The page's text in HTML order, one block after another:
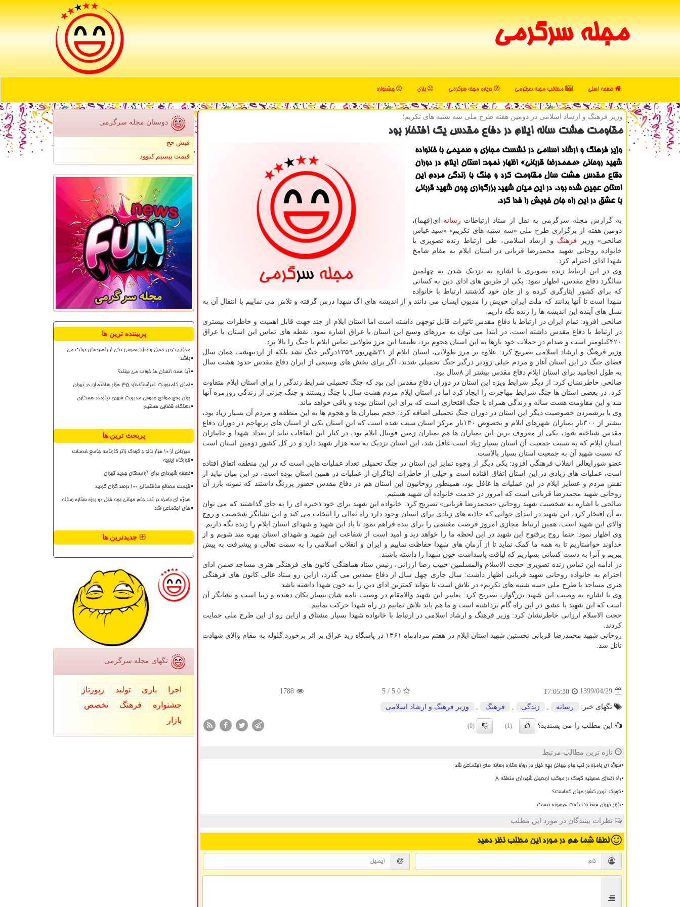
مجله سرگرمی
صفحه اصلی مطالب مجله سرگرمی درباره مجله سرگرمی بازی جشنواره
وزیر فرهنگ و ارشاد اسلامی در دومین هفته طرح ملی سه شنبه های تكریم؛
مقاومت هشت ساله ایلام در دفاع مقدس یك افتخار بود
وزیر فرهنگ و ارشاد اسلامی در نشست مجازی و صمیمی با خانواده
شهید روحانی «محمدرضا قربانی» اظهار نمود: استان ایلام در دوران
دقاع مقدس هشت سال مقاومت كرد و جنگ با زندگی مردم این
استان عجین شده بود، در این میان شهید بزرگواری چون شهید قربانی
با عشق در این راه جان خویش را فدا كرد.
به گزارش مجله سرگرمی به نقل از ستاد ارتباطات رسانه ای(فهما)،
دومین هفته از برگزاری طرح ملی «سه شنبه های تکریم» «سید عباس
صالحی» وزیر فرهنگ و ارشاد اسلامی، طی ارتباط زنده تصویری با
خانواده روحانی شهید محمدرضا قربانی در استان ایلام به مقام شامخ
شهدا ادای احترام کرد.
وی در این ارتباط زنده تصویری با اشاره به نزدیک شدن به چهلمین
سالگرد دفاع مقدس، اظهار نمود: یکی از طریق های ادای دین به کسانی
که برای کشور ایثارگری کرده و از جان خود گذشتند ارتباط با خانواده
شهدا است تا آنها بدانند که ملت ایران خویش را مدیون ایشان می دانند و از اندیشه های اگ شهدا درس گرفته و تلاش می نماییم با انتقال آن به
نسل های آینده این اندیشه ها را زنده نگه داریم.
صالحی افزود: تمام ایران در ارتباط با دفاع مقدس تاثیرات قابل توجهی داشته است اما استان ایلام از چند جهت قابل اهمیت و خاطرات بیشتری
در ارتباط با دفاع مقدس داشته است، در ابتدا می توان به مرزهای وسیع این استان با عراق اشاره نمود، نقطه های تماس این استان با عراق
۴۲۰کیلومتر است و صدام در حملات خود بارها به این استان هجوم برد، طبیعتا این مرز طولانی تماس ایلام با جنگ را بالا برد.
وزیر فرهنگ و ارشاد اسلامی تصریح کرد: علاوه بر مرز طولانی، استان ایلام از ۳۱شهریور ۱۳۵۹درگیر جنگ نشد بلکه از اردیبهشت همان سال
فضای جنگ در این استان آغاز و مردم خیلی زودتر درگیر جنگ تحمیلی شدند، اگر برای بخش های وسیعی از ایران دفاع مقدس حدود هشت سال
به طول انجامید برای استان ایلام دفاع مقدس بیشتر از ۸سال بود.
صالحی خاطرنشان کرد: از دیگر شرایط ویژه این استان در دوران دفاع مقدس این بود که جنگ تحمیلی شرایط زندگی را برای استان ایلام متفاوت
کرد، در بعضی استان ها جنگ شرایط مهاجرت را ایجاد کرد اما در استان ایلام مردم هشت سال با جنگ زیستند و جنگ جزئی از زندگی روزمره آنها
شد و این مقاومت هشت ساله و زندگی همراه با جنگ افتخاری است که برای این استان بوده و باقی خواهد ماند.
وی با برشمردن خصوصیت دیگر این استان در دوران جنگ تحمیلی اضافه کرد: حجم بمباران ها و هجوم ها به این منطقه و مردم آن بسیار زیاد بود،
بیشتر از ۳۰۰بار بمباران شهرهای ایلام و بخصوص ۱۳۰بار مرکز استان سبب شده است که این استان یکی از استان های پرتهاجم در دوران دفاع
مقدس شناخته شود، یکی از معروف ترین این بمباران ها هم بمباران زمین فوتبال ایلام بود، در کنار این اتفاقات نباید از تعداد شهدا و جانبازان
استان ایلام که به نسبت جمعیت آن استان بسیار زیاد است غافل شد، این استان نزدیک به سه هزار شهید دارد و در کل کشور دومین استان است
که نسبت شهید آن به جمعیت استان بسیار بالاست.
عضو شورایعالی انقلاب فرهنگی افزود: یکی دیگر از وجوه تمایز این استان در جنگ تحمیلی تعداد عملیات هایی است که در این منطقه اتفاق افتاده
است، عملیات های زیادی در این استان اتفاق افتاده است و خیلی از خاطرات ایثاگران از عملیات در همین استان بوده است، در این میان نباید از
نقش مردم و عشایر ایلام در این عملیات ها غافل بود، همینطور روحانیون این استان هم در دفاع مقدس حضور پررنگ داشتند که نمونه بارز آن
روحانی شهید محمدرضا قربانی است که امروز در خدمت خانواده آن شهید هستیم.
صالحی با اشاره به شخصیت شهید روحانی «محمدرضا قربانی» تصریح کرد: خانواده این شهید برای خود ذخیره ای را به جای گذاشتند که می توان
به آن افتخار کرد، این شهید در ابتدای جوانی که جاذبه های زیادی برای انسان وجود دارد راه تعالی را انتخاب می کند و این نشانگر شخصیت و روح
والای این شهید است، همین ارتباط مجازی امروز فرصت مغتنمی را برای بنده فراهم نمود تا یاد این شهید و شهدای استان ایلام را زنده نگه داریم.
وی اظهار نمود: حتما روح پرفتوح این شهید در این لحظه ما را خواهد دید و امید است از شفاعت این شهید و شهدای استان بهره مند شویم و از
خداوند خواستاریم تا به همه ما کمک نماید تا از آرمان های شهدا حفاظت نماییم و ایران و انقلاب اسلامی را به سمت تعالی و پیشرفت به پیش
ببریم و آنرا به دست کسانی بسپاریم که لیاقت پاسداشت خون شهدا را داشته باشند.
در ادامه این تماس زنده تصویری حجت الاسلام والمسلمین حبیب رضا ارزانی، رئیس ستاد هماهنگی کانون های فرهنگی هنری مساجد ضمن ادای
احترام به خانواده روحانی شهید قربانی اظهار داشت: سال جاری چهل سال از دفاع مقدس می گذرد، ازاین رو ستاد عالی کانون های فرهنگی
هنری مساجد با طرح ملی «سه شنبه های تکریم» در تلاش است تا بتواند کمترین ادای دین را به خون شهدا داشته باشد.
وی با اشاره به وصیت این شهید بزرگوار، تصریح کرد: تعابیر این شهید والامقام در وصیت نامه شان بسیار تکان دهنده و زیبا است و نشانگر آن
است که این شهید با عشق در این راه گام برداشته است و ما هم باید تلاش نماییم در راه شهدا حرکت نماییم.
حجت الاسلام ارزانی خاطرنشان کرد: وزیر فرهنگ و ارشاد اسلامی در ارتباط با خانواده شهدا بسیار مشتاق و ازاین رو از این طرح ملی حمایت
کردند.
روحانی شهید محمدرضا قربانی نخستین شهید استان ایلام در هفتم مردادماه ۱۳۶۱ در پاسگاه زید عراق بر اثر برخورد گلوله به مقام والای شهادت
نائل شد.
1399/04/29
17:05:30
5.0
/ 5
1788
تگهای خبر: رسانه زندگی فرهنگ وزیر فرهنگ و ارشاد اسلامی
این مطلب را می پسندید؟ (1)
(0)
تازه ترین مطالب مرتبط
سوژه ای بامزه در تب جام جهانی بچه فیل دو روزه ستاره رسانه های اجتماعی شد
راه اندازی حسینیه کودک در موکب اربعینی شهرداری منطقه ۸
کوچک ترین کشور جهان کجاست؟
بازار تهران فقط یک بافت فرسوده نیست
نظرات بینندگان در مورد این مطلب
لطفا شما همدر مورد این مطلب نظر دهید
دوستان مجله سرگرمی
فیش حج
قیمت بیسیم کنوود
پربیننده ترین ها
مجانی کردن حمل و نقل عمومی یکی از راهبردهای دولت می
باشد
آیا همه انسان ها خواب می بینند؟
نمای کامپوزیت غیراستاندارد ۳۵ هزار ساختمان در تهران
برای رفع موانع حقوقی مدیریت شهری نیازمند همکاری
دستگاه قضایی هستیم
پربحث ترین ها
میزبانی از ۱۰ هزار بانو و کودک زائر کارنامه جامع خدمات
قرارگاه زینبیه
نسخه شهرداری برای آرامستان جدید تهران
قیمت مصالح ساختمانی ۱۰۰ درصد گران گردید
سوژه ای بامزه در تب جام جهانی بچه فیل دو روزه ستاره رسانه
های اجتماعی شد
جدیدترین ها
تگهای مجله سرگرمی
اجرا بازی تولید
رپورتاژ
جشنواره
فرهنگ
تخصص
بازار